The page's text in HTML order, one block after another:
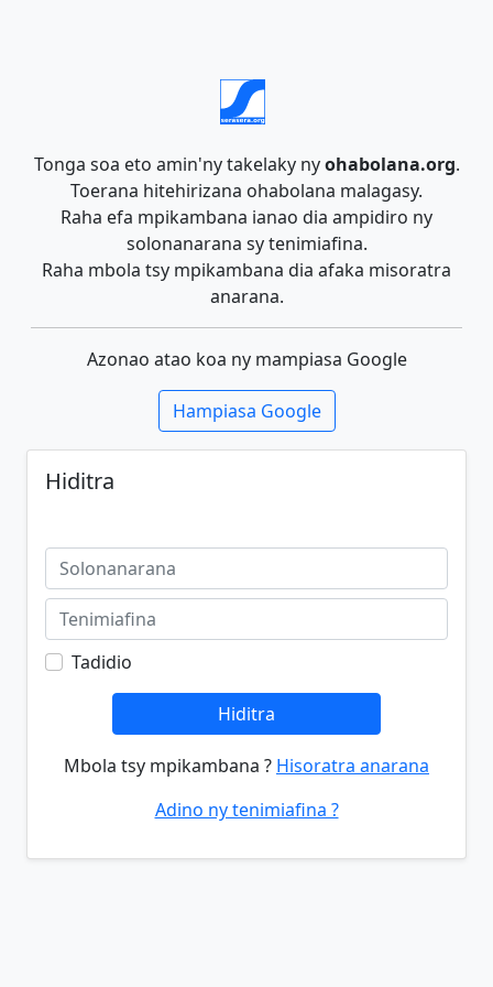
Tonga soa eto amin'ny takelaky nyohabolana.org.
Toerana hitehirizana ohabolana malagasy.
Raha efa mpikambana ianao dia ampidiro ny
solonanarana sy tenimiafina.
Raha mbola tsy mpikambana dia afaka misoratra
anarana.
Azonao atao koa ny mampiasa Google
Hampiasa Google
Hiditra
Tadidio
Hiditra
Mbola tsy mpikambana ? Hisoratra anarana
Adino ny tenimiafina ?